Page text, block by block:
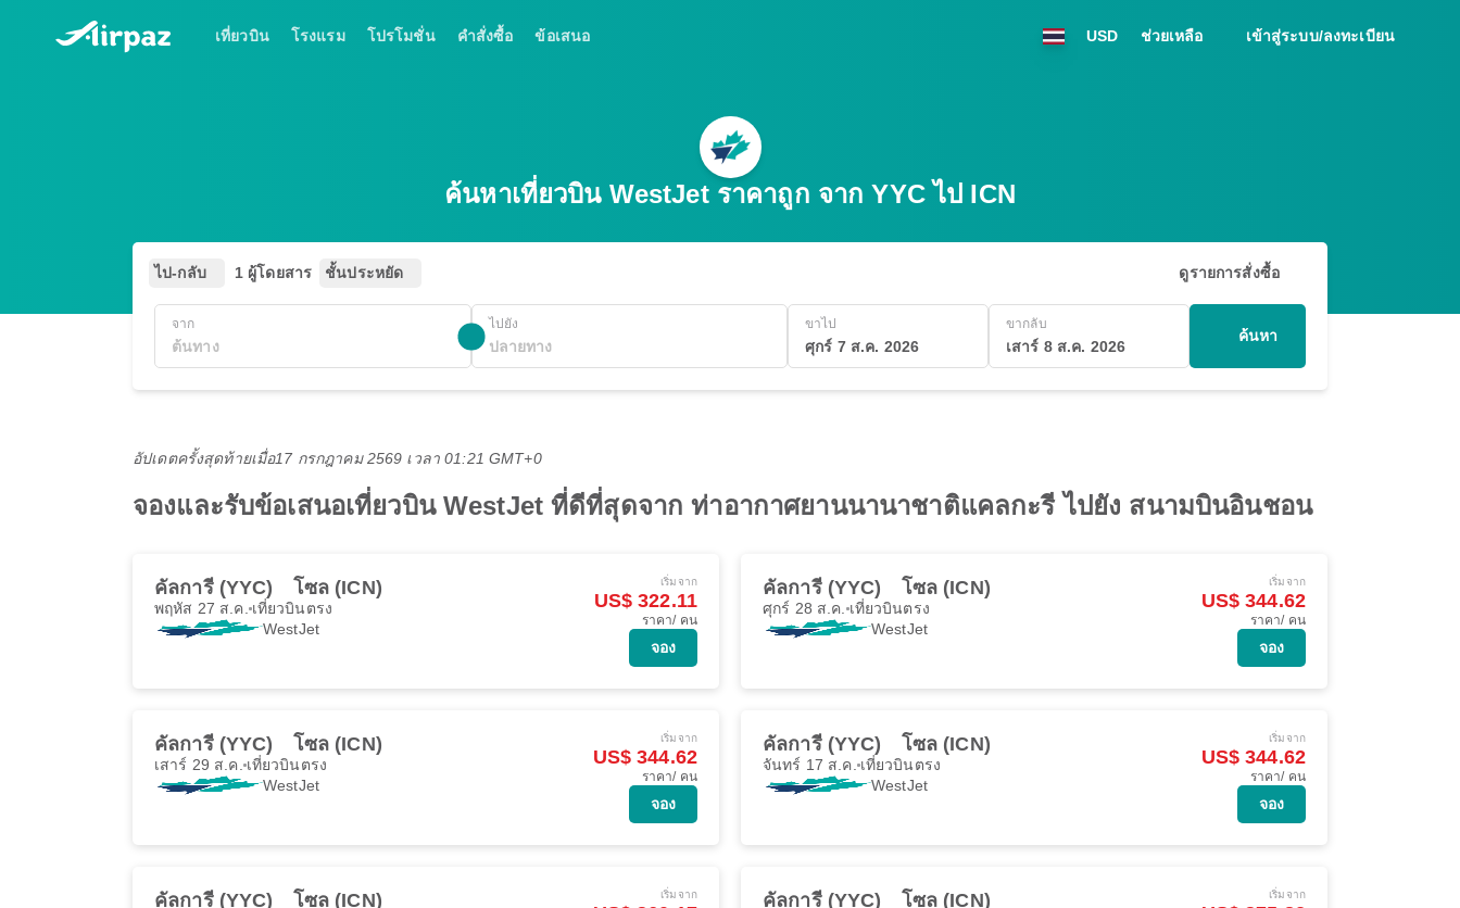
เที่ยวบิน โรงแรม โปรโมชั่น คำสั่งซื้อ ข้อเสนอ USD ช่วยเหลือ เข้าสู่ระบบ/ลงทะเบียน
ค้นหาเที่ยวบิน WestJet ราคาถูก จาก YYC ไป ICN
ไป-กลับ 1 ผู้โดยสาร ชั้นประหยัด ดูรายการสั่งซื้อ
จาก ไปยัง ขาไป
ศุกร์ 7 ส.ค. 2026
ขากลับ
เสาร์ 8 ส.ค. 2026
ค้นหา
อัปเดตครั้งสุดท้ายเมื่อ17 กรกฎาคม 2569 เวลา 01:21 GMT+0
จองและรับข้อเสนอเที่ยวบิน WestJet ที่ดีที่สุดจาก ท่าอากาศยานนานาชาติแคลกะรี ไปยัง สนามบินอินชอน
คัลการี (YYC) โซล (ICN)
พฤหัส 27 ส.ค. เที่ยวบินตรง
WestJet
เริ่มจาก
US$ 322.11
ราคา/ คน
จอง
คัลการี (YYC) โซล (ICN)
ศุกร์ 28 ส.ค. เที่ยวบินตรง
WestJet
เริ่มจาก
US$ 344.62
ราคา/ คน
จอง
คัลการี (YYC) โซล (ICN)
เสาร์ 29 ส.ค. เที่ยวบินตรง
WestJet
เริ่มจาก
US$ 344.62
ราคา/ คน
จอง
คัลการี (YYC) โซล (ICN)
จันทร์ 17 ส.ค. เที่ยวบินตรง
WestJet
เริ่มจาก
US$ 344.62
ราคา/ คน
จอง
คัลการี (YYC) โซล (ICN) เริ่มจาก คัลการี (YYC) โซล (ICN) เริ่มจาก